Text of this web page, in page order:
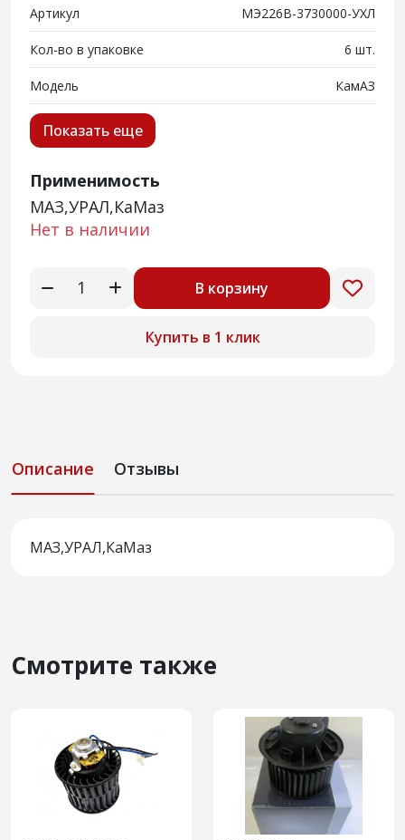
Артикул МЭ226В-3730000-УХЛ
Кол-во в упаковке 6 шт.
Модель КамАЗ
Показать еще
Применимость
МАЗ,УРАЛ,КаМаз
Нет в наличии
В корзину
Купить в 1 клик
Описание Отзывы
МАЗ,УРАЛ,КаМаз
Смотрите также